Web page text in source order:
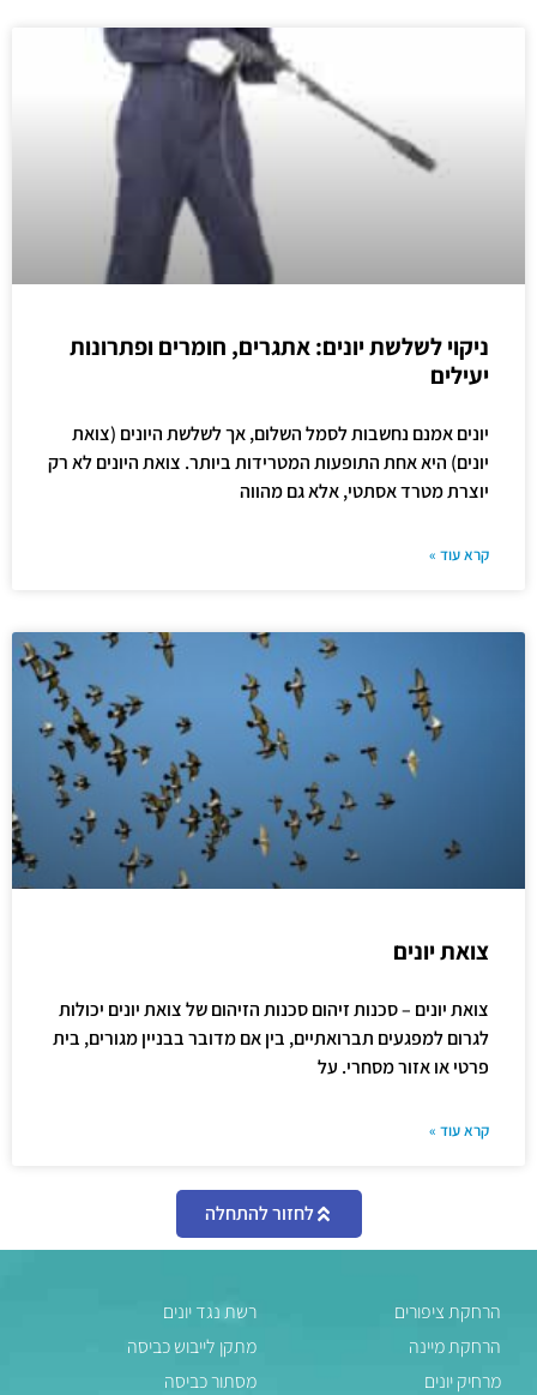
ניקוי לשלשת יונים: אתגרים, חומרים ופתרונות
יעילים
יונים אמנם נחשבות לסמל השלום, אך לשלשת היונים (צואת
יונים) היא אחת התופעות המטרידות ביותר. צואת היונים לא רק
יוצרת מטרד אסתטי, אלא גם מהווה
קרא עוד »
צואת יונים
צואת יונים – סכנות זיהום סכנות הזיהום של צואת יונים יכולות
לגרום למפגעים תברואתיים, בין אם מדובר בבניין מגורים, בית
פרטי או אזור מסחרי. על
קרא עוד »
לחזור להתחלה
הרחקת ציפורים
הרחקת מיינה
מרחיק יונים
רשת נגד יונים
מתקן לייבוש כביסה
מסתור כביסה